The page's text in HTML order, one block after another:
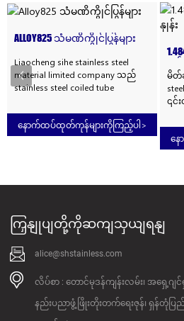
ALLOY825 သံမဏိကွိုင်ပြွန်များ
Liaocheng sihe stainless steel
material limited company သည်
stainless steel coiled tube
Tubing အပါအဝင် stainless steel
coiled tube များကို ထုတ်လုပ်သည်။
Alloy 625 Tubing သည် pitting၊
ခံနိုင်ရည်ရှိသည်။ အပူချိန်မြင့်မားသော
ခိုင်ခံ့မှုကောင်းမွန်သည်။ ဤ tubing
အခြေအနေတွင် oxidation ကို
နောက်ထပ်ထုတ်ကုန်များကိုကြည့်ပါ >
မိတ်
၎င်
အစ
မီယမ်
န
ကြှနျုပျတို့ကိုဆကျသှယျရနျ
alice@shstainless.com
လိပ်စာ : တောင်မုဒန်ကျန်းလမ်း၊ အရှေ့ဂျင်ရှ
နည်းပညာဖွံ့ဖြိုးတိုးတက်ရေးဇုန်၊ ရှန်တုံ